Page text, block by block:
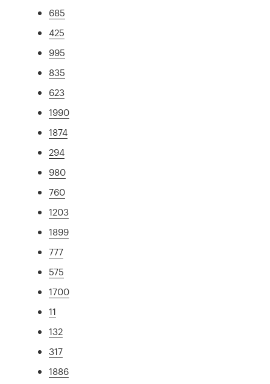
685
425
995
835
623
1990
1874
294
980
760
1203
1899
777
575
1700
11
132
317
1886